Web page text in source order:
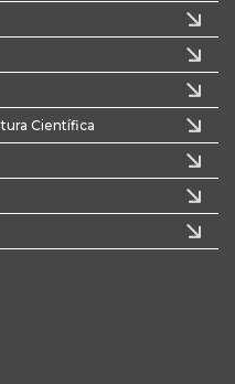
Científica